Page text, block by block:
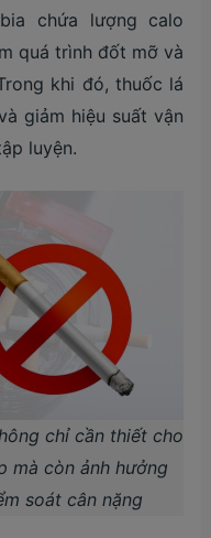
chứa lượng calo
quá trình đốt mỡ và
khi đó, thuốc lá
giảm hiệu suất vận
luyện.
chỉ cần thiết cho
mà còn ảnh hưởng
soát cân nặng